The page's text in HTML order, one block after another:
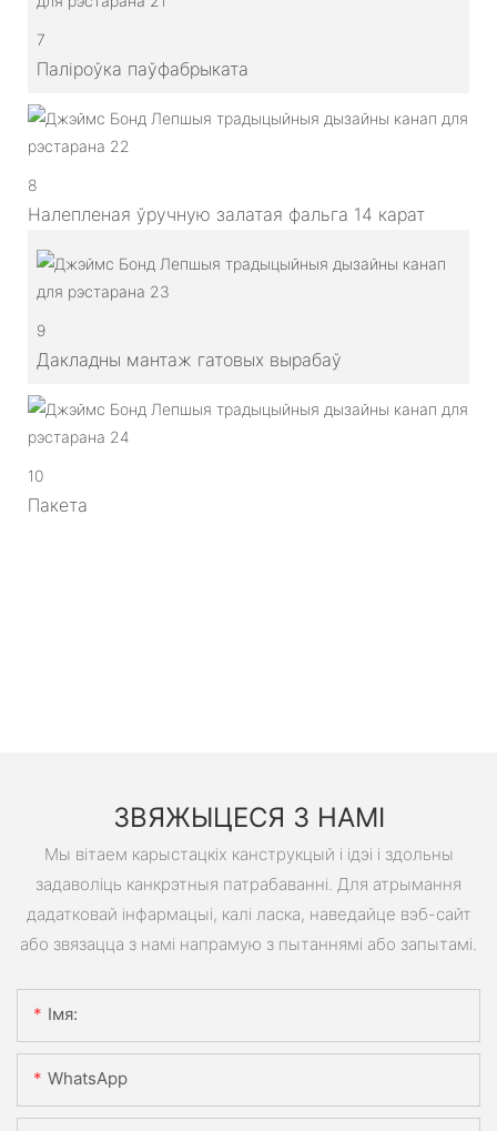
7
Паліроўка паўфабрыката
8
Налепленая ўручную залатая фальга 14 карат
9
Дакладны мантаж гатовых вырабаў
10
Пакета
ЗВЯЖЫЦЕСЯ З НАМІ
Мы вітаем карыстацкіх канструкцый і ідэі і здольны
задаволіць канкрэтныя патрабаванні. Для атрымання
дадатковай інфармацыі, калі ласка, наведайце вэб-сайт
або звязацца з намі напрамую з пытаннямі або запытамі.
Імя:
WhatsApp